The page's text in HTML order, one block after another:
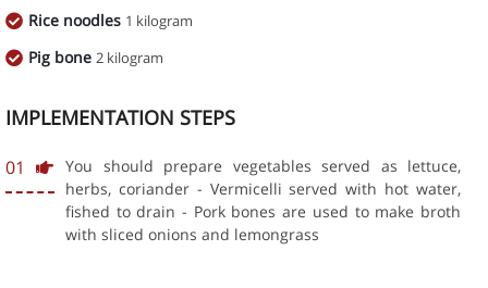
Rice noodles 1 kilogram
Pig bone 2 kilogram
IMPLEMENTATION STEPS
01
You should prepare vegetables served as lettuce,
herbs, coriander - Vermicelli served with hot water,
fished to drain - Pork bones are used to make broth
with sliced onions and lemongrass